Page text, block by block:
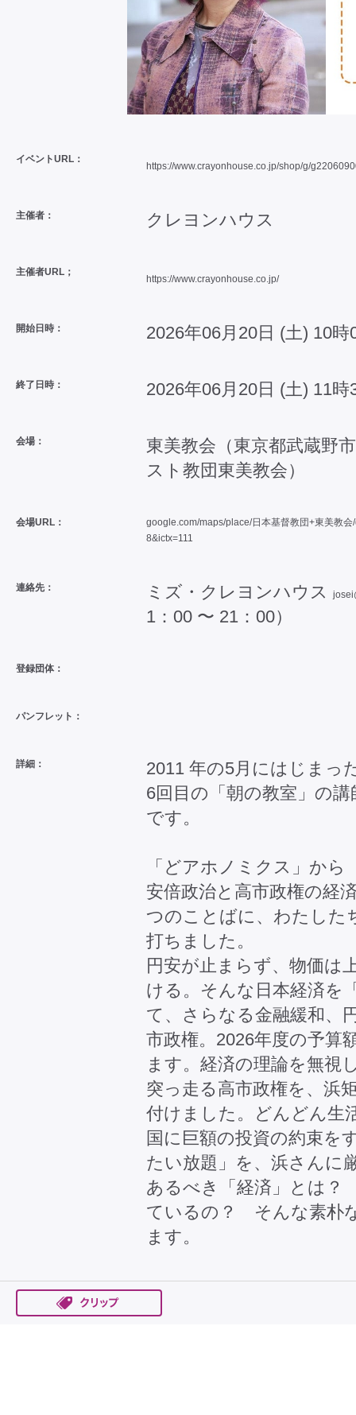
イベントURL：
https://www.crayonhouse.co.jp/shop/g/
主催者： クレヨンハウス
主催者URL；
https://www.crayonhouse.co.jp/
開始日時： 2026年06月20日 (土) 10時
終了日時： 2026年06月20日 (土) 11時
会場：
東美教会（東京都武蔵野
スト教団東美教会）
会場URL：
google.com/maps/place/日本基督教団+東美教
8&ictx=111
連絡先： ミズ・クレヨンハウス
1：00 〜 21：00）
登録団体：
パンフレット：
詳細：
2011 年の5月にはじまっ
6回目の「朝の教室」の
です。
「どアホノミクス」か
安倍政治と高市政権の経
つのことばに、わたした
打ちました。
円安が止まらず、物価は
ける。そんな日本経済を
て、さらなる金融緩和、
市政権。2026年度の予算
ます。経済の理論を無視
突っ走る高市政権を、浜
付けました。どんどん生
国に巨額の投資の約束を
たい放題」を、浜さんに
あるべき「経済」とは
ているの？ そんな素朴
ます。